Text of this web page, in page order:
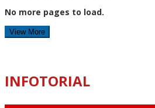
No more pages to load.
View More
INFOTORIAL